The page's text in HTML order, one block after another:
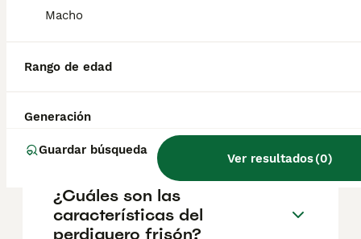
Macho
Rango de edad
Generación
Guardar búsqueda
Ver resultados(0)
¿Cuál es el perro más
pequeño y tranquilo?
¿Cuáles son las
características del
perdiguero frisón?